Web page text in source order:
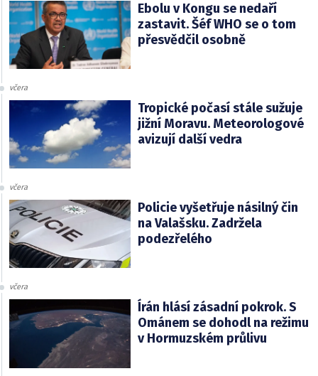
Ebolu v Kongu se nedaří
zastavit. Šéf WHO se o tom
přesvědčil osobně
včera
Tropické počasí stále sužuje
jižní Moravu. Meteorologové
avizují další vedra
včera
Policie vyšetřuje násilný čin
na Valašsku. Zadržela
podezřelého
včera
Írán hlásí zásadní pokrok. S
Ománem se dohodl na režimu
v Hormuzském průlivu